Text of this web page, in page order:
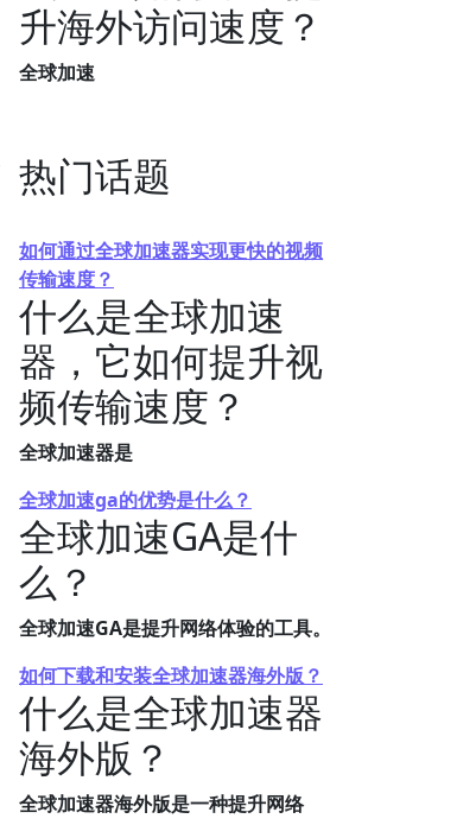
升海外访问速度？
全球加速
热门话题
如何通过全球加速器实现更快的视频
传输速度？
什么是全球加速
器，它如何提升视
频传输速度？
全球加速器是
全球加速ga的优势是什么？
全球加速GA是什
么？
全球加速GA是提升网络体验的工具。
如何下载和安装全球加速器海外版？
什么是全球加速器
海外版？
全球加速器海外版是一种提升网络